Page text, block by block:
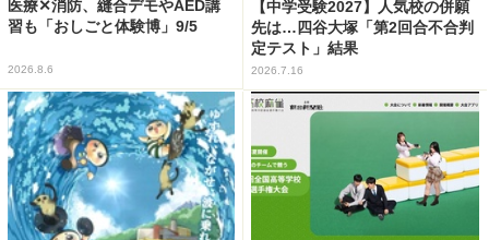
医療✕消防、縫合デモやAED講
習も「おしごと体験博」9/5
2026.8.6
【中学受験2027】人気校の併願
先は…四谷大塚「第2回合不合判
定テスト」結果
2026.7.16